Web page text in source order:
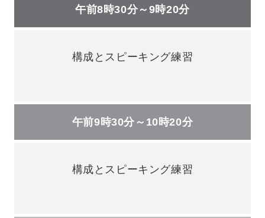
午前8時30分～9時20分
構成とスピーキング練習
午前9時30分～10時20分
構成とスピーキング練習